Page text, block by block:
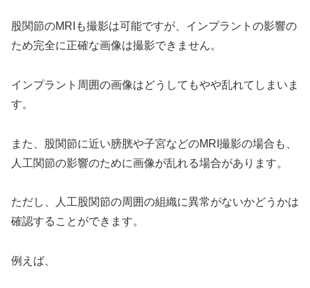
股関節のMRIも撮影は可能ですが、インプラントの影響の
ため完全に正確な画像は撮影できません。
インプラント周囲の画像はどうしてもやや乱れてしまいま
す。
また、股関節に近い膀胱や子宮などのMRI撮影の場合も、
人工関節の影響のために画像が乱れる場合があります。
ただし、人工股関節の周囲の組織に異常がないかどうかは
確認することができます。
例えば、